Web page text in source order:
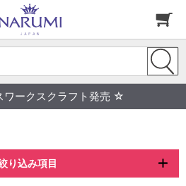
ークスクラフト発売 ☆
り込み項目